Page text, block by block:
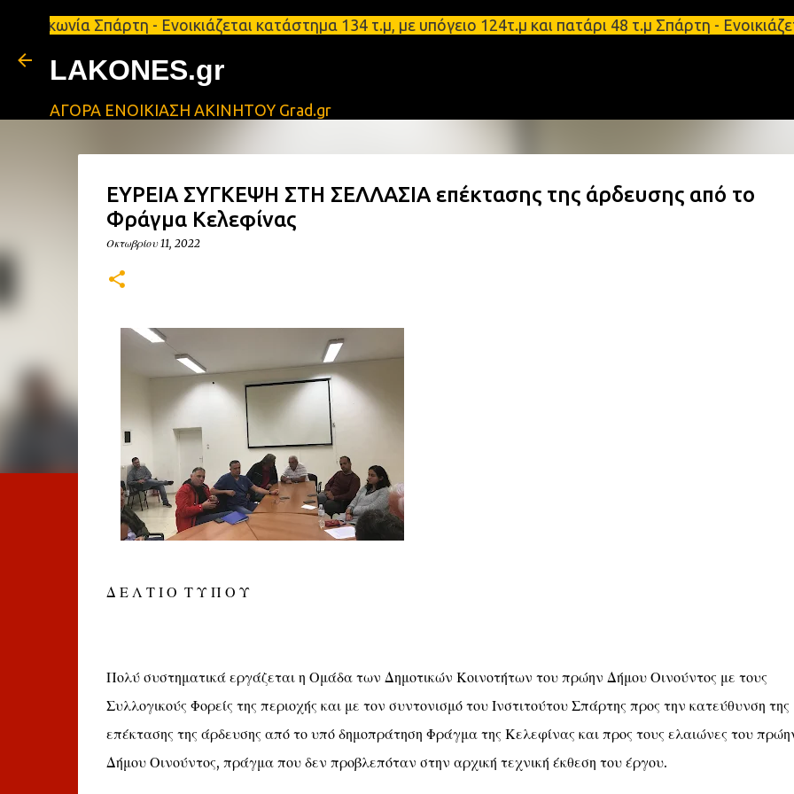
Μετάβαση στο κύριο περιεχόμενο
Σπάρτη - Ενοικιάζεται κατάστημα 134 τ.μ, με υπόγειο 124τ.μ και πατάρι 48 τ.μ Σπάρτη -
LAKONES.gr
ΑΓΟΡΑ ΕΝΟΙΚΙΑΣΗ ΑΚΙΝΗΤΟΥ Grad.gr
ΕΥΡΕΙΑ ΣΥΓΚΕΨΗ ΣΤΗ ΣΕΛΛΑΣΙΑ επέκτασης της άρδευσης από το
Φράγμα Κελεφίνας
Οκτωβρίου 11, 2022
Δ Ε Λ Τ Ι Ο Τ Υ Π Ο Υ
Πολύ συστηματικά εργάζεται η Ομάδα των Δημοτικών Κοινοτήτων του πρώην Δήμου Οινούντος με τους
Συλλογικούς Φορείς της περιοχής και με τον συντονισμό του Ινστιτούτου Σπάρτης προς την κατεύθυνση της
επέκτασης της άρδευσης από το υπό δημοπράτηση Φράγμα της Κελεφίνας και προς τους ελαιώνες του
Δήμου Οινούντος, πράγμα που δεν προβλεπόταν στην αρχική τεχνική έκθεση του έργου.